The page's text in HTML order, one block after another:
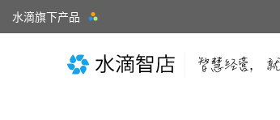
水滴旗下产品